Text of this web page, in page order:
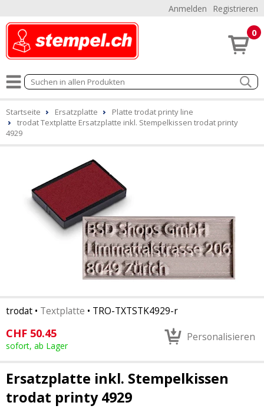
Anmelden Registrieren
0
Startseite Ersatzplatte
Platte trodat printy line
trodat Textplatte Ersatzplatte inkl. Stempelkissen trodat printy
4929
trodat • Textplatte • TRO-TXTSTK4929-r
CHF 50.45
sofort, ab Lager
Personalisieren
Ersatzplatte inkl. Stempelkissen
trodat printy 4929